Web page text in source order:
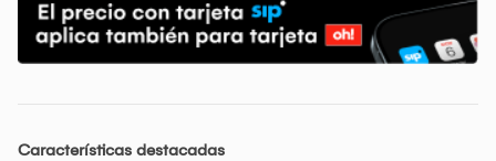
Características destacadas